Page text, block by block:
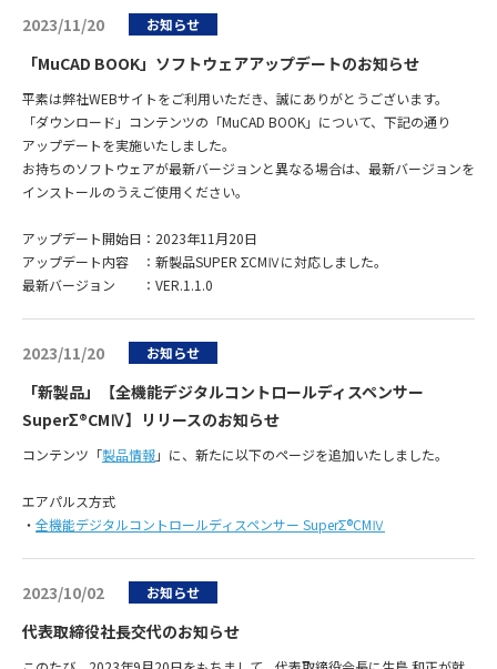
2023/11/20 お知らせ
「MuCAD BOOK」ソフトウェアアップデートのお知らせ
平素は弊社WEBサイトをご利用いただき、誠にありがとうございます。
「ダウンロード」コンテンツの「MuCAD BOOK」について、下記の通り
アップデートを実施いたしました。
お持ちのソフトウェアが最新バージョンと異なる場合は、最新バージョンを
インストールのうえご使用ください。
アップデート開始日：2023年11月20日
アップデート内容 ：新製品SUPER ΣCMⅣに対応しました。
最新バージョン ：VER.1.1.0
2023/11/20 お知らせ
「新製品」【全機能デジタルコントロールディスペンサー
SuperΣ®CMⅣ】リリースのお知らせ
コンテンツ「製品情報」に、新たに以下のページを追加いたしました。
エアパルス方式
・ 全機能デジタルコントロールディスペンサー SuperΣ®CMⅣ
2023/10/02 お知らせ
代表取締役社長交代のお知らせ